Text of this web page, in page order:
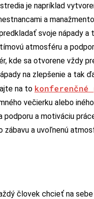
je napríklad
a
svoje nápady
atmosféru a
kde sa otvorene vždy
na zlepšenie a tak
na to
večierku alebo
a motiváciu
a uvoľnenú
človek chcieť na